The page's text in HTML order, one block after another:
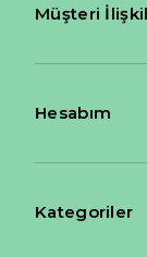
Müşteri
Hesabım
Kategoriler